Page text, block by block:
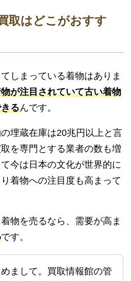
取はどこがおすす
しまっている着物はありま
が注目されていて古い着物
るんです。
埋蔵在庫は20兆円以上と言
を専門とする業者の数も増
今は日本の文化が世界的に
着物への注目度も高まって
物を売るなら、需要が高ま
です。
まして。買取情報館の管